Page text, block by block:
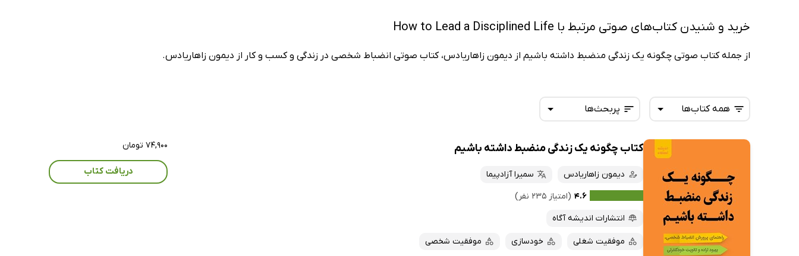
خرید و شنیدن کتاب‌های صوتی مرتبط با How to Lead a Disciplined Life
از جمله کتاب صوتی چگونه یک زندگی منضبط داشته باشیم از دیمون زاهاریادس، کتاب صوتی انضباط شخصی در زندگی و کسب و کار از دیمون زاهاریادس.
پربحث‌ها
تازه‌ها
داغ‌ترین‌ها
پربحث‌ها
ارزان ترین‌ها
همه کتاب‌ها
کتاب‌های صوتی
کتاب‌های متنی
کتاب چگونه یک زندگی منضبط داشته باشیم
دیمون زاهاریادس
سمیرا آزادپیما
۴.۶ (امتیاز ۲۳۵ نفر)
انتشارات اندیشه آگاه
موفقیت شغلی خودسازی موفقیت شخصی
۷۴,۹۰۰ تومان
دریافت کتاب